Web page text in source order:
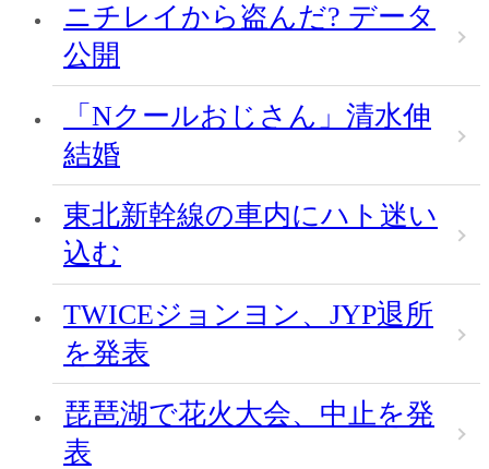
ニチレイから盗んだ? データ
公開
「Nクールおじさん」清水伸
結婚
東北新幹線の車内にハト迷い
込む
TWICEジョンヨン、JYP退所
を発表
琵琶湖で花火大会、中止を発
表